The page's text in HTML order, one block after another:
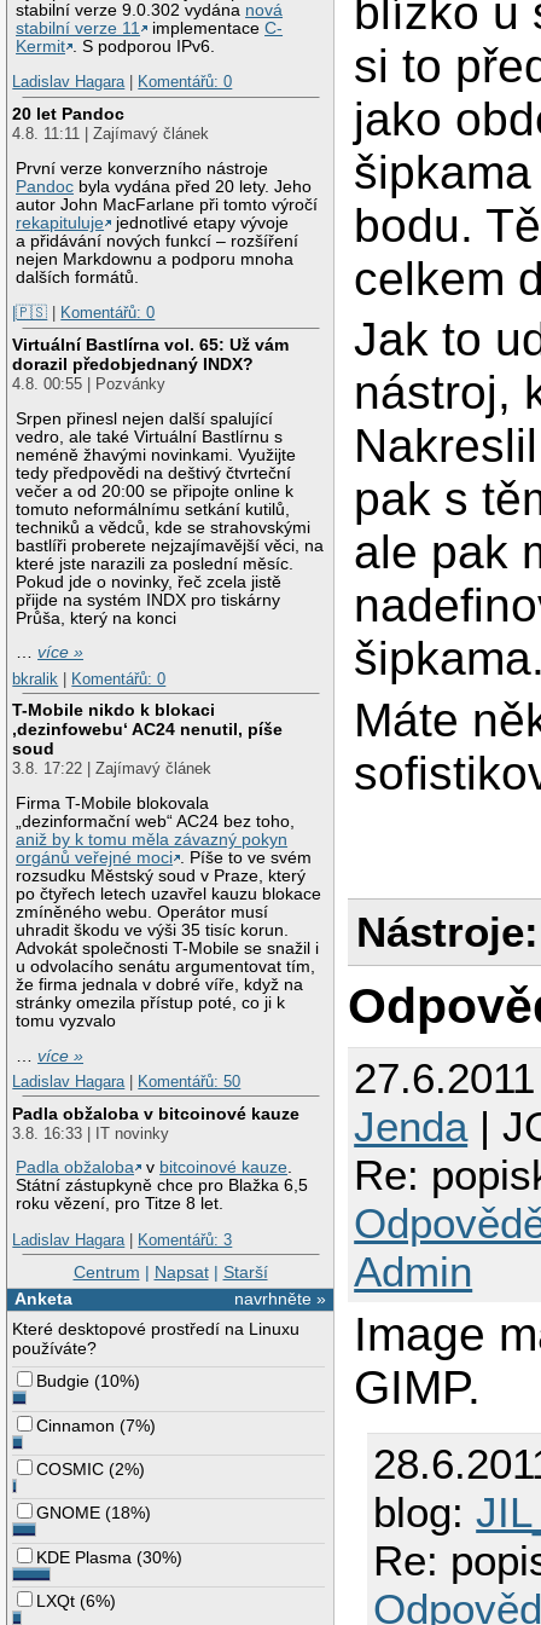
stabilní verze 9.0.302 vydána nová
stabilní verze 11
implementaceC-
Kermit
. S podporou IPv6.
Ladislav Hagara| Komentářů: 0
20 let Pandoc
4.8. 11:11 | Zajímavý článek
První verze konverzního nástroje
Pandoc byla vydána před 20 lety. Jeho
autor John MacFarlane při tomto výročí
rekapituluje
jednotlivé etapy vývoje
a přidávání nových funkcí – rozšíření
nejen Markdownu a podporu mnoha
dalších formátů.
|🇵🇸
Komentářů: 0
Virtuální Bastlírna vol. 65: Už vám
dorazil předobjednaný INDX?
4.8. 00:55 | Pozvánky
Srpen přinesl nejen další spalující
vedro, ale také Virtuální Bastlírnu s
neméně žhavými novinkami. Využijte
tedy předpovědi na deštivý čtvrteční
večer a od 20:00 se připojte online k
tomuto neformálnímu setkání kutilů,
techniků a vědců, kde se strahovskými
bastlíři proberete nejzajímavější věci, na
které jste narazili za poslední měsíc.
Pokud jde o novinky, řeč zcela jistě
přijde na systém INDX pro tiskárny
Průša, který na konci
…více »
bkralik | Komentářů: 0
T-Mobile nikdo k blokaci
‚dezinfowebu‘ AC24 nenutil, píše
soud
3.8. 17:22 | Zajímavý článek
Firma T-Mobile blokovala
„dezinformační web“ AC24 bez toho,
aniž by k tomu měla závazný pokyn
orgánů veřejné moci
. Píše to ve svém
rozsudku Městský soud v Praze, který
po čtyřech letech uzavřel kauzu blokace
zmíněného webu. Operátor musí
uhradit škodu ve výši 35 tisíc korun.
Advokát společnosti T-Mobile se snažil i
u odvolacího senátu argumentovat tím,
že firma jednala v dobré víře, když na
stránky omezila přístup poté, co ji k
tomu vyzvalo
…více »
Ladislav Hagara| Komentářů: 50
Padla obžaloba v bitcoinové kauze
3.8. 16:33 | IT novinky
Padla obžaloba
v bitcoinové kauze.
Státní zástupkyně chce pro Blažka 6,5
roku vězení, pro Titze 8 let.
Ladislav Hagara| Komentářů: 3
Centrum | Napsat| Starší
navrhněte »
Anketa
Které desktopové prostředí na Linuxu
používáte?
Budgie (10%)
Cinnamon (7%)
COSMIC (2%)
GNOME (18%)
KDE Plasma (30%)
LXQt (6%)
blízko u
si to
jako
bodu.
celkem
Jak to
nástroj,
pak s
ale pak
Máte
Nástroje:
Jenda |
Re:
Admin
Image
GIMP.
blog:
Re: